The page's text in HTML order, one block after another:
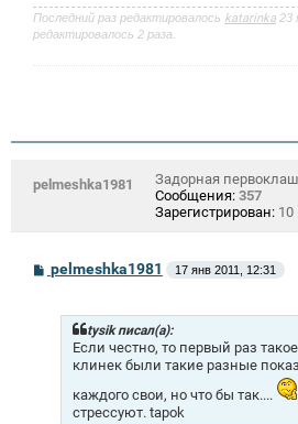
Последний раз редактировалось katarinka 23
редактировалось 2 раза.
pelmeshka1981
Задорная
Сообщения: 357
Зарегистрирован: 10
С
о
pelmeshka1981 17 янв 2011, 12:31
tysik писал(а):
Если честно, то первый раз
клинек были такие разные
каждого свои, но что бы так....
стрессуют. tapok